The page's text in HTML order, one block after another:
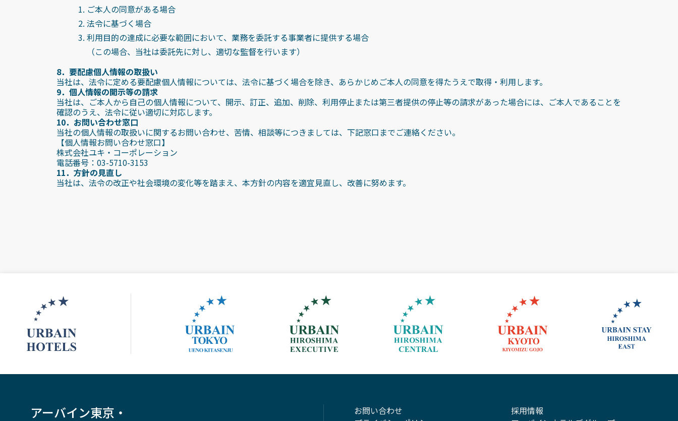
ご本人の同意がある場合
法令に基づく場合
利用目的の達成に必要な範囲において、業務を委託する事業者に提供する場合
（この場合、当社は委託先に対し、適切な監督を行います）
8．要配慮個人情報の取扱い
当社は、法令に定める要配慮個人情報については、法令に基づく場合を除き、あらかじめご本人の同意を得たうえで取得・利用します。
9．個人情報の開示等の請求
当社は、ご本人から自己の個人情報について、開示、訂正、追加、削除、利用停止または第三者提供の停止等の請求があった場合には、ご本人であることを
確認のうえ、法令に従い適切に対応します。
10．お問い合わせ窓口
当社の個人情報の取扱いに関するお問い合わせ、苦情、相談等につきましては、下記窓口までご連絡ください。
【個人情報お問い合わせ窓口】
株式会社ユキ・コーポレーション
電話番号：03-5710-3153
11．方針の見直し
当社は、法令の改正や社会環境の変化等を踏まえ、本方針の内容を適宜見直し、改善に努めます。
アーバイン東京・
お問い合わせ
採用情報